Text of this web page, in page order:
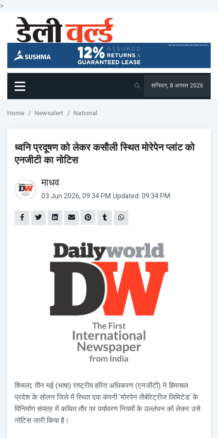
>
शनिवार, 8 अगस्त 2026
Home Newsalert National
ध्वनि प्रदूषण को लेकर कसौली स्थित मोरेपेन प्लांट को
एनजीटी का नोटिस
माधव
03 Jun 2026, 09:34 PM Updated: 09:34 PM
शिमला, तीन मई (भाषा) राष्ट्रीय हरित अधिकरण (एनजीटी) ने हिमाचल
प्रदेश के सोलन जिले में स्थित दवा कंपनी 'मोरपेन लैबोरेट्रीज लिमिटेड' के
विनिर्माण संयंत्र में कथित तौर पर पर्यावरण नियमों के उल्लंघन को लेकर उसे
नोटिस जारी किया है।